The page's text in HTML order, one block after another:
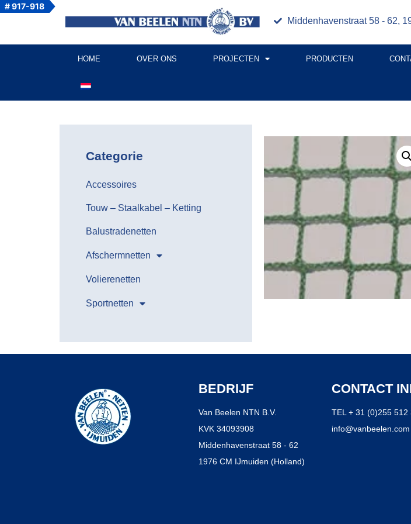
Middenhavenstraat 58 - 62,
HOME OVER ONS PROJECTEN PRODUCTEN
# 917-918
Categorie
Accessoires
Touw – Staalkabel – Ketting
Balustradenetten
Afschermnetten
Volierenetten
Sportnetten
BEDRIJF
Van Beelen NTN B.V.
KVK 34093908
Middenhavenstraat 58 - 62
1976 CM IJmuiden (Holland)
CONTACT
TEL + 31 (0)255 512
info@vanbeelen.com